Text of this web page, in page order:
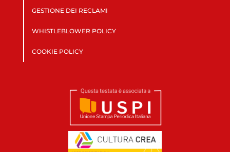
GESTIONE DEI RECLAMI
WHISTLEBLOWER POLICY
COOKIE POLICY